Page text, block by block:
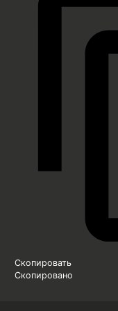
Скопировать
Скопировано